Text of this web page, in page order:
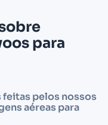
para
pelos nossos
aéreas para